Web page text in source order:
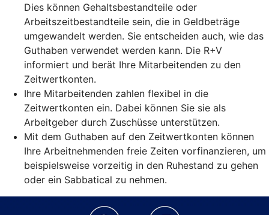
Dies können Gehaltsbestandteile oder
Arbeitszeitbestandteile sein, die in Geldbeträge
umgewandelt werden. Sie entscheiden auch, wie das
Guthaben verwendet werden kann. Die R+V
informiert und berät Ihre Mitarbeitenden zu den
Zeitwertkonten.
Ihre Mitarbeitenden zahlen flexibel in die
Zeitwertkonten ein. Dabei können Sie sie als
Arbeitgeber durch Zuschüsse unterstützen.
Mit dem Guthaben auf den Zeitwertkonten können
Ihre Arbeitnehmenden freie Zeiten vorfinanzieren, um
beispielsweise vorzeitig in den Ruhestand zu gehen
oder ein Sabbatical zu nehmen.